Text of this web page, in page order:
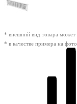
* внешний вид товара может
* в качестве примера на